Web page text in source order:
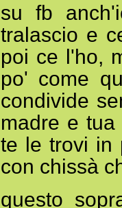
su fb
tralascio e
poi ce l'ho,
po' come
condivide
madre e
te le trovi in
con chissà
questo